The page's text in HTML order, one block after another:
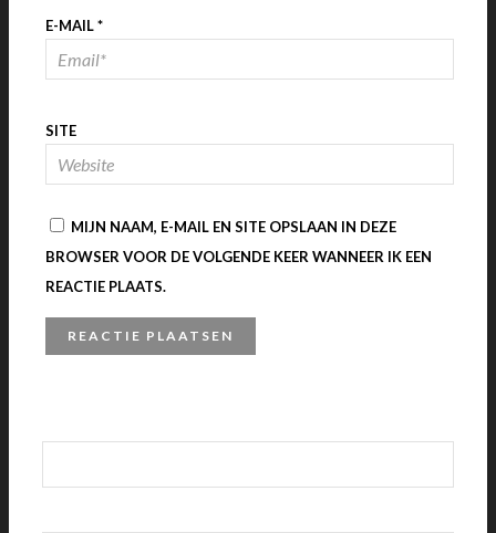
E-MAIL*
SITE
MIJN NAAM, E-MAIL EN SITE OPSLAAN IN DEZE
BROWSER VOOR DE VOLGENDE KEER WANNEER IK EEN
REACTIE PLAATS.